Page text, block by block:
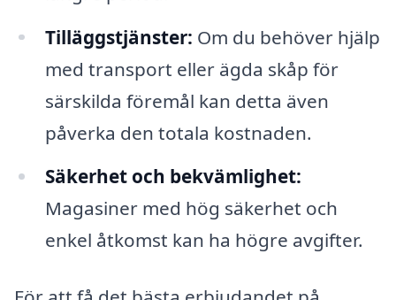
Tilläggstjänster: Om du behöver hjälp
med transport eller ägda skåp för
särskilda föremål kan detta även
påverka den totala kostnaden.
Säkerhet och bekvämlighet:
Magasiner med hög säkerhet och
enkel åtkomst kan ha högre avgifter.